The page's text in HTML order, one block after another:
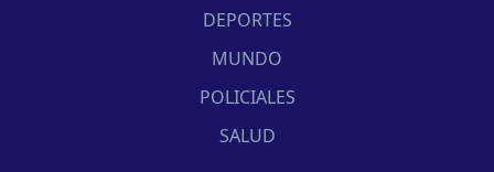
DEPORTES
MUNDO
POLICIALES
SALUD